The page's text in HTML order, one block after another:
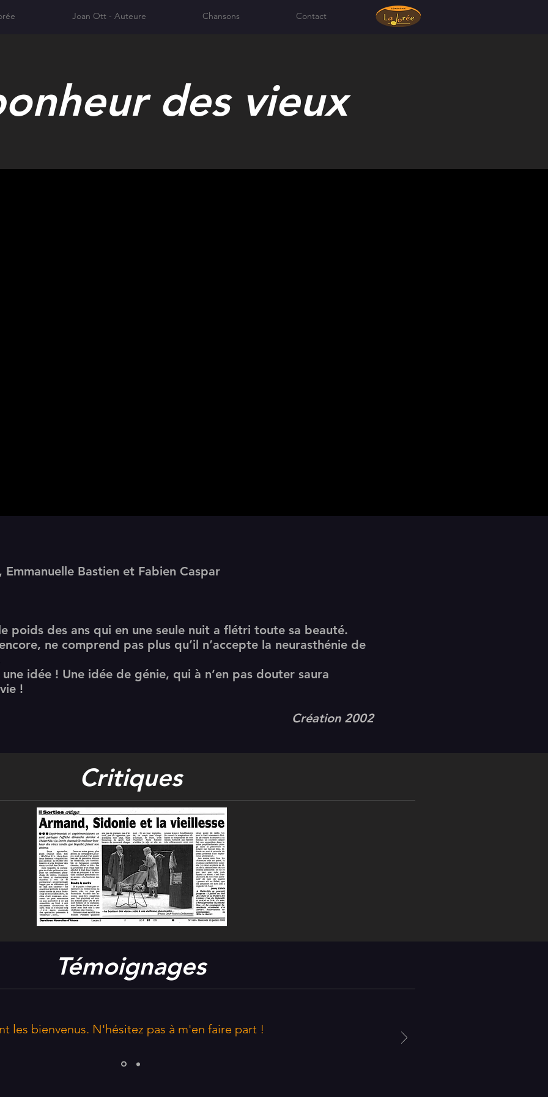
Joan Ott - Auteure Chansons Contact
des vieux
Bastien et Fabien Caspar
poids des ans qui en une seule nuit a flétri toute sa beauté.
ne comprend pas plus qu’il n’accepte la neurasthénie de
idée ! Une idée de génie, qui à n’en pas douter saura
!
Création 2002
Critiques
Témoignages
les bienvenus. N'hésitez pas à m'en faire part !